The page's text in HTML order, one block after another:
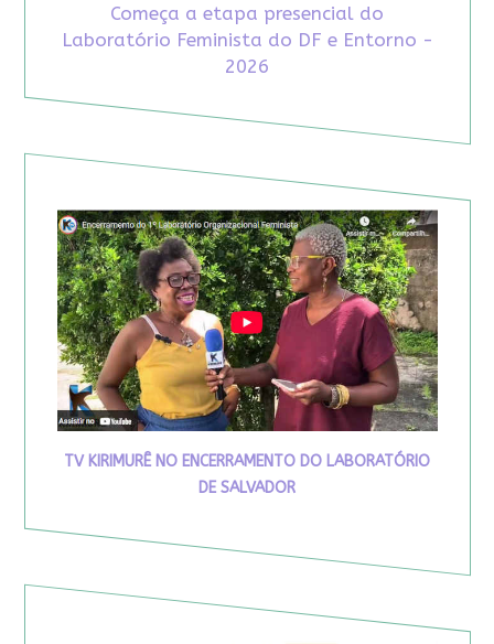
Começa a etapa presencial do
Laboratório Feminista do DF e Entorno -
2026
TV KIRIMURÊ NO ENCERRAMENTO DO LABORATÓRIO
DE SALVADOR